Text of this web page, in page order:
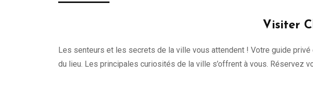
Visiter
Les senteurs et les secrets de la ville vous attendent ! Votre guide
du lieu. Les principales curiosités de la ville s’offrent à vous. Réservez